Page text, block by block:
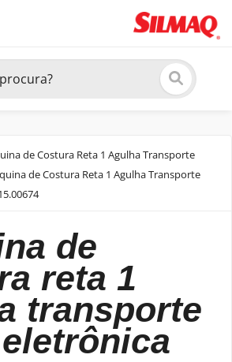
de Costura Reta 1 Agulha Transporte
de Costura Reta 1 Agulha Transporte
reta 1
transporte